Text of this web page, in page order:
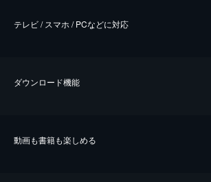
テレビ / スマホ / PCなどに対応
ダウンロード機能
動画も書籍も楽しめる